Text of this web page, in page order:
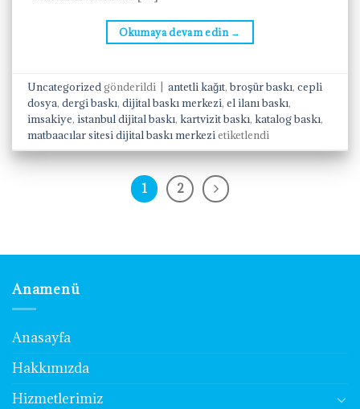
Okumaya devam edin →
Uncategorizedgönderildi antetli kağıt,broşür baskı,cepli
dosya,dergi baskı,dijital baskı merkezi,el ilanı baskı,
imsakiye,istanbul dijital baskı,kartvizit baskı,katalog baskı,
matbaacılar sitesi dijital baskı merkezietiketlendi
1 2
Anamenü
Anasayfa
Hakkımızda
Hizmetlerimiz